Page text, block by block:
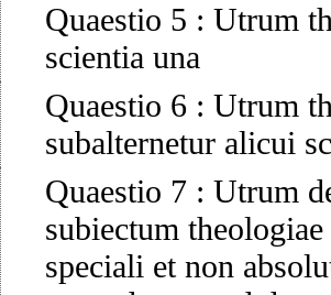
Quaestio 5 : Utrum
scientia una
Quaestio 6 : Utrum
subalternetur alicui
Quaestio 7 : Utrum
subiectum
speciali et non